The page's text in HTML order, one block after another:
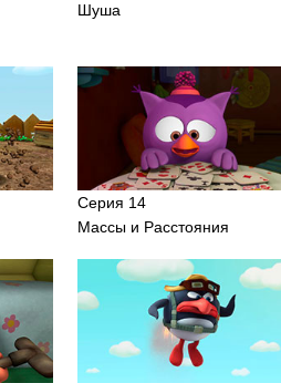
Шуша
Серия 14
Массы и Расстояния